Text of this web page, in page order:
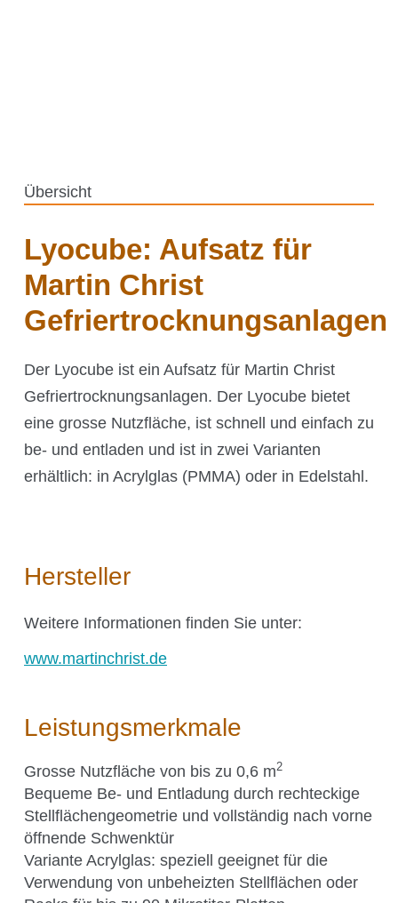
Kühner Technologie
Direktantrieb
Feuchteregelung
CO₂-Regelung
O₂-Regelung
Science Room
Anwendungsgebiete
Übersicht
Lyocube: Aufsatz für
Martin Christ
Gefriertrocknungsanlagen
Der Lyocube ist ein Aufsatz für Martin Christ
Gefriertrocknungsanlagen. Der Lyocube bietet
eine grosse Nutzfläche, ist schnell und einfach zu
be- und entladen und ist in zwei Varianten
erhältlich: in Acrylglas (PMMA) oder in Edelstahl.
Hersteller
Weitere Informationen finden Sie unter:
www.martinchrist.de
Leistungsmerkmale
Grosse Nutzfläche von bis zu 0,6 m2
Bequeme Be- und Entladung durch rechteckige
Stellflächengeometrie und vollständig nach vorne
öffnende Schwenktür
Variante Acrylglas: speziell geeignet für die
Verwendung von unbeheizten Stellflächen oder